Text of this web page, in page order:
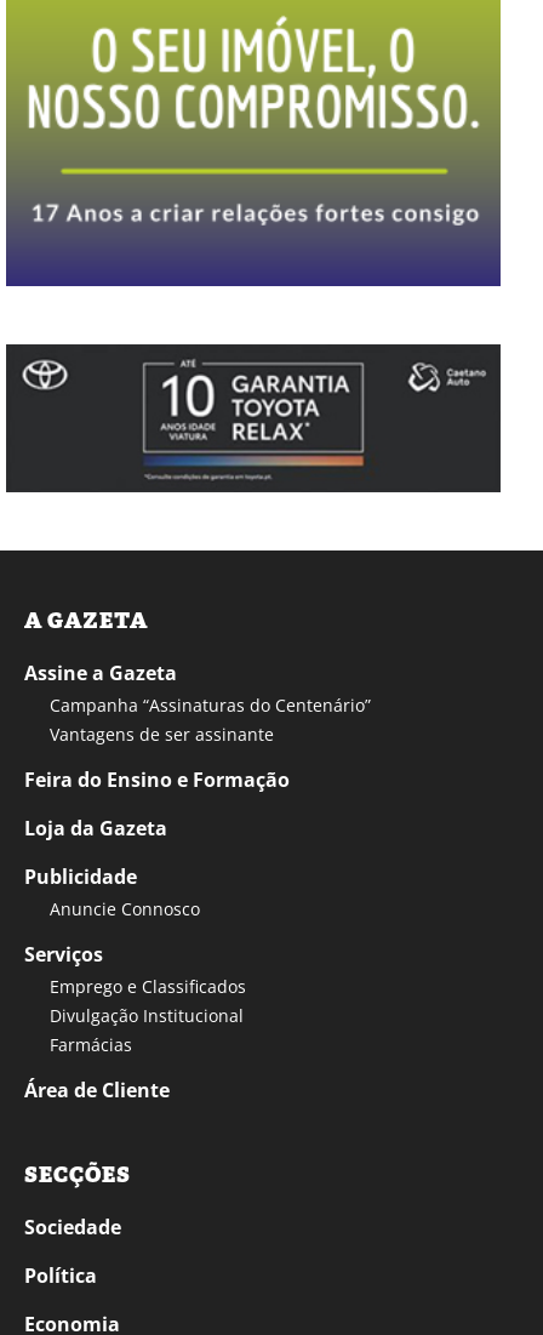
A GAZETA
Assine a Gazeta
Campanha “Assinaturas do Centenário”
Vantagens de ser assinante
Feira do Ensino e Formação
Loja da Gazeta
Publicidade
Anuncie Connosco
Serviços
Emprego e Classificados
Divulgação Institucional
Farmácias
Área de Cliente
SECÇÕES
Sociedade
Política
Economia